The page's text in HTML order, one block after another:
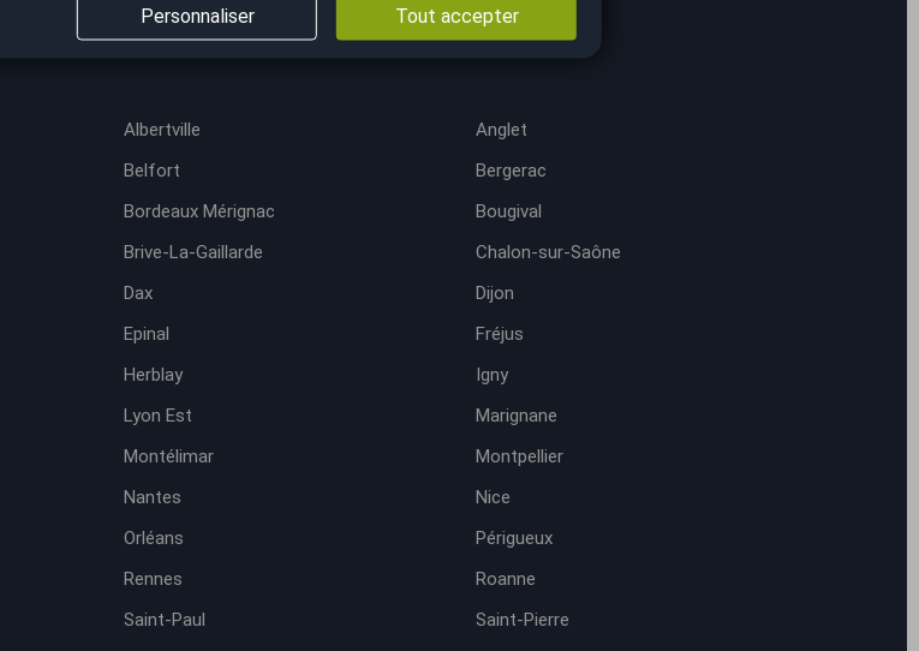
LinkedIn
Albertville
Anglet
Belfort
Bergerac
Bordeaux Mérignac
Bougival
Brive-La-Gaillarde
Chalon-sur-Saône
Dax
Dijon
Epinal
Fréjus
Herblay
Igny
Lyon Est
Marignane
Montélimar
Montpellier
Nantes
Nice
Orléans
Périgueux
Rennes
Roanne
Saint-Paul
Saint-Pierre
Tout accepter
Personnaliser